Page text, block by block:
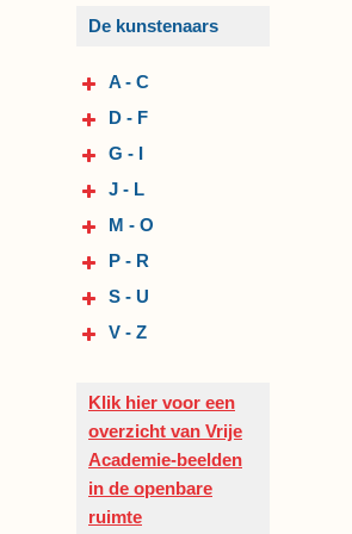
De kunstenaars
A - C
D - F
G - I
J - L
M - O
P - R
S - U
V - Z
Klik hier voor een
overzicht van Vrije
Academie-beelden
in de openbare
ruimte